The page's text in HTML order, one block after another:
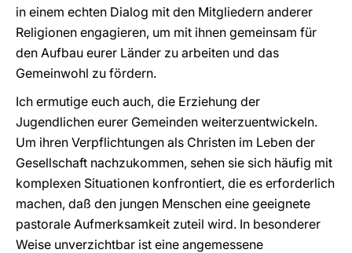
in einem echten Dialog mit den Mitgliedern anderer
Religionen engagieren, um mit ihnen gemeinsam für
den Aufbau eurer Länder zu arbeiten und das
Gemeinwohl zu fördern.
Ich ermutige euch auch, die Erziehung der
Jugendlichen eurer Gemeinden weiterzuentwickeln.
Um ihren Verpflichtungen als Christen im Leben der
Gesellschaft nachzukommen, sehen sie sich häufig mit
komplexen Situationen konfrontiert, die es erforderlich
machen, daß den jungen Menschen eine geeignete
pastorale Aufmerksamkeit zuteil wird. In besonderer
Weise unverzichtbar ist eine angemessene